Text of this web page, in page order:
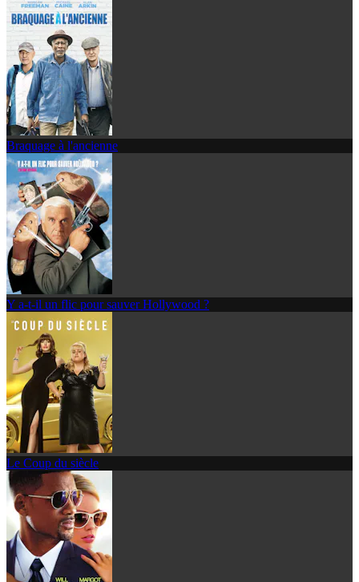
Braquage à l'ancienne
Y a-t-il un flic pour sauver Hollywood ?
Le Coup du siècle